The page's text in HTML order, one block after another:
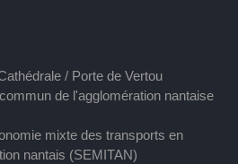
/ Porte de Vertou
de l'agglomération nantaise
mixte des transports en
nantais (SEMITAN)